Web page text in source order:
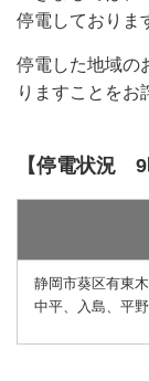
停電しておりま
停電した地域の
りますことをお
【停電状況 9
静岡市葵区有東
中平、入島、平